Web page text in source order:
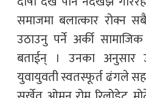
समाजमा बलात्कार रोक्न
उठाउनु पर्ने अर्की सामाजिक
बताईन् । उनका अनुसार
युवायुवती स्वतस्फूर्त ढंगले